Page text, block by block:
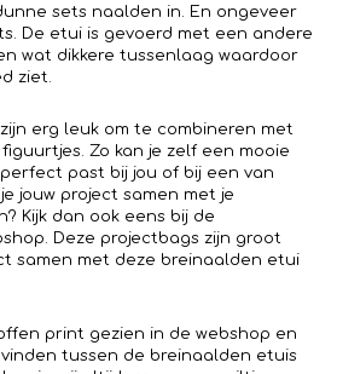
sets naalden in. En ongeveer
De etui is gevoerd met een andere
wat dikkere tussenlaag waardoor
ziet.
erg leuk om te combineren met
Zo kan je zelf een mooie
past bij jou of bij een van
jouw project samen met je
Kijk dan ook eens bij de
Deze projectbags zijn groot
samen met deze breinaalden etui
print gezien in de webshop en
tussen de breinaalden etuis